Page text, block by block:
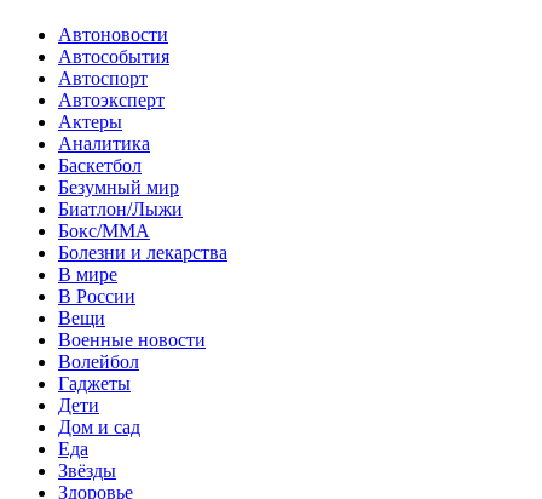
Автоновости
Автособытия
Автоспорт
Автоэксперт
Актеры
Аналитика
Баскетбол
Безумный мир
Биатлон/Лыжи
Бокс/MMA
Болезни и лекарства
В мире
В России
Вещи
Военные новости
Волейбол
Гаджеты
Дети
Дом и сад
Еда
Звёзды
Здоровье